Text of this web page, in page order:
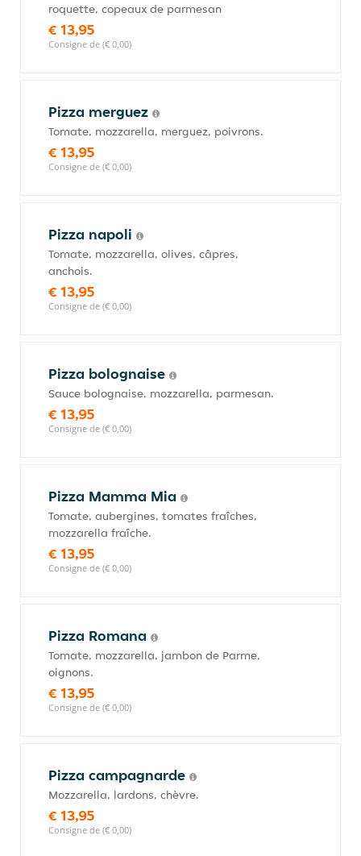
roquette, copeaux de parmesan
€ 13,95
Consigne de (€ 0,00)
Pizza merguez
Tomate, mozzarella, merguez, poivrons.
€ 13,95
Consigne de (€ 0,00)
Pizza napoli
Tomate, mozzarella, olives, câpres,
anchois.
€ 13,95
Consigne de (€ 0,00)
Pizza bolognaise
Sauce bolognaise, mozzarella, parmesan.
€ 13,95
Consigne de (€ 0,00)
Pizza Mamma Mia
Tomate, aubergines, tomates fraîches,
mozzarella fraîche.
€ 13,95
Consigne de (€ 0,00)
Pizza Romana
Tomate, mozzarella, jambon de Parme,
oignons.
€ 13,95
Consigne de (€ 0,00)
Pizza campagnarde
Mozzarella, lardons, chèvre.
€ 13,95
Consigne de (€ 0,00)